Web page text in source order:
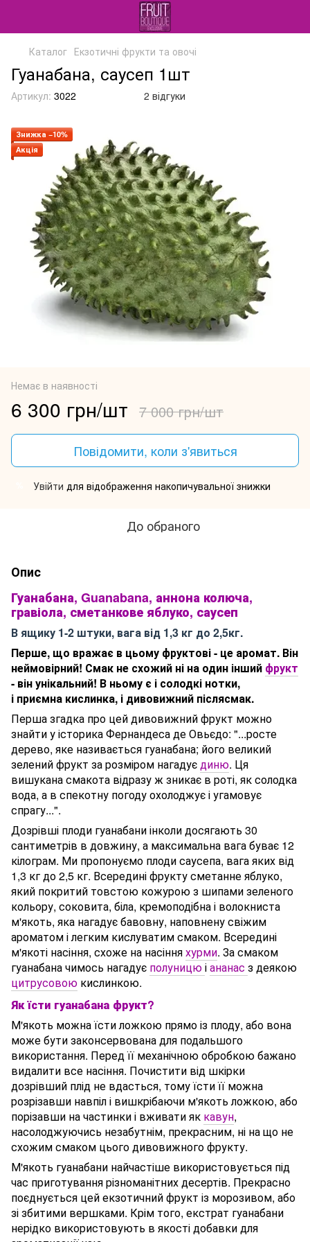
Каталог Екзотичні фрукти та овочі
Гуанабана, саусеп 1шт
Артикул: 3022 2 відгуки
Знижка −10%
Акція
Немає в наявності
6 300 грн/шт 7 000 грн/шт
Повідомити, коли з'явиться
Увійти для відображення накопичувальної знижки
До обраного
Опис
Гуанабана, Guanabana, аннона колюча,
гравіола, сметанкове яблуко, саусеп
В ящику 1-2 штуки, вага від 1,3 кг до 2,5кг.
Перше, що вражає в цьому фруктові - це аромат. Він
неймовірний! Смак не схожий ні на один інший фрукт
- він унікальний! В ньому є і солодкі нотки,
і приємна кислинка, і дивовижний післясмак.
Перша згадка про цей дивовижний фрукт можно
знайти у історика Фернандеса де Овьєдо: "...росте
дерево, яке називається гуанабана; його великий
зелений фрукт за розміром нагадуєдиню. Ця
вишукана смакота відразу ж зникає в роті, як солодка
вода, а в спекотну погоду охолоджує і угамовує
спрагу...".
Дозрівші плоди гуанабани інколи досягають 30
сантиметрів в довжину, а максимальна вага буває 12
кілограм. Ми пропонуємо плоди саусепа, вага яких від
1,3 кг до 2,5 кг. Всередині фрукту сметанне яблуко,
який покритий товстою кожурою з шипами зеленого
кольору, соковита, біла, кремоподібна і волокниста
м'якоть, яка нагадує бавовну, наповнену свіжим
ароматом і легким кислуватим смаком. Всередині
м'якоті насіння, схоже на насінняхурми. За смаком
гуанабана чимось нагадує полуницюіананас з деякою
цитрусовою кислинкою.
Як їсти гуанабана фрукт?
М'якоть можна їсти ложкою прямо із плоду, або вона
може бути законсервована для подальшого
використання. Перед її механічною обробкою бажано
видалити все насіння. Почистити від шкірки
дозрівший плід не вдасться, тому їсти її можна
розрізавши навпіл і вишкрібаючи м'якоть ложкою, або
порізавши на частинки і вживати як кавун,
насолоджуючись незабутнім, прекрасним, ні на що не
схожим смаком цього дивовижного фрукту.
М'якоть гуанабани найчастіше використовується під
час приготування різноманітних десертів. Прекрасно
поєднується цей екзотичний фрукт із морозивом, або
зі збитими вершками. Крім того, екстрат гуанабани
нерідко використовують в якості добавки для